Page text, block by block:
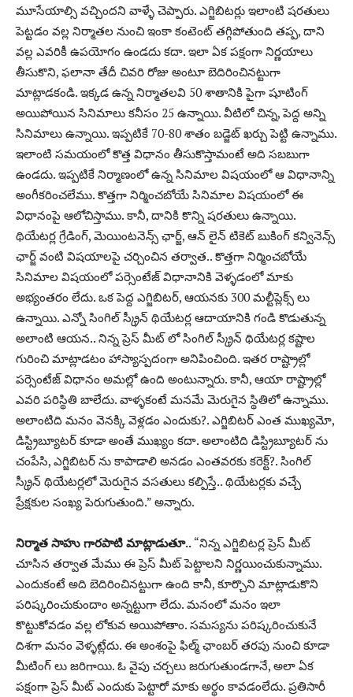
మూసేయాల్సి వచ్చిందని వాళ్ళే చెప్పారు. ఎగ్జిబిటర్లు ఇలాంటి షరతులు
పెట్టడం వల్ల నిర్మాతల నుంచి ఇంకా కంటెంట్ తగ్గిపోతుంది తప్ప, దాని
వల్ల ఎవరికీ ఉపయోగం ఉండదు కదా. ఇలా ఏక పక్షంగా నిర్ణయాలు
తీసుకొని, ఫలానా తేదీ చివరి రోజు అంటూ బెదిరించినట్టుగా
మాట్లాడకండి. ఇక్కడ ఉన్న నిర్మాతలవి 50 శాతానికి పైగా షూటింగ్
అయిపోయిన సినిమాలు కనీసం 25 ఉన్నాయి. వీటిలో చిన్న, పెద్ద అన్ని
సినిమాలు ఉన్నాయి. ఇప్పటికే 70-80 శాతం బడ్జెట్ ఖర్చు పెట్టి ఉన్నాము.
ఇలాంటి సమయంలో కొత్త విధానం తీసుకొస్తామంటే అది సబబుగా
ఉండదు. ఇప్పటికే నిర్మాణంలో ఉన్న సినిమాల విషయంలో ఆ విధానాన్ని
అంగీకరించలేము. కొత్తగా నిర్మించబోయే సినిమాల విషయంలో ఈ
విధానంపై ఆలోచిస్తాము. కానీ, దానికి కొన్ని షరతులు ఉన్నాయి.
థియేటర్ల గ్రేడింగ్, మెయింటనెన్స్ ఛార్జ్, ఆన్ లైన్ టికెట్ బుకింగ్ కన్వినెన్స్
ఛార్జ్ వంటి విషయాలపై చర్చించిన తర్వాత.. కొత్తగా నిర్మించబోయే
సినిమాల విషయంలో పర్సెంటేజ్ విధానానికి వెళ్ళడంలో మాకు
అభ్యంతరం లేదు. ఒక పెద్ద ఎగ్జిబిటర్, ఆయనకు 300 మల్టీప్లెక్స్ లు
ఉన్నాయి. ఎన్నో సింగిల్ స్క్రీన్ థియేటర్ల ఆదాయానికి గండి కొడుతున్న
అలాంటి ఆయన.. నిన్న ప్రెస్ మీట్ లో సింగిల్ స్క్రీన్ థియేటర్ల కష్టాల
గురించి మాట్లాడటం హాస్యాస్పదంగా అనిపించింది. ఇతర రాష్ట్రాల్లో
పర్సెంటేజ్ విధానం అమల్లో ఉంది అంటున్నారు. కానీ, ఆయా రాష్ట్రాల్లో
ఎవరి పరిస్థితి బాలేదు. వాళ్ళకంటే మనమే మెరుగైన స్థితిలో ఉన్నాము.
అలాంటిది మనం వెనక్కి వెళ్లడం ఎందుకు?. ఎగ్జిబిటర్ ఎంత ముఖ్యమో,
డిస్ట్రిబ్యూటర్ కూడా అంతే ముఖ్యం కదా. అలాంటిది డిస్ట్రిబ్యూటర్ ను
చంపేసి, ఎగ్జిబిటర్ ను కాపాడాలి అనడం ఎంతవరకు కరెక్ట్?. సింగిల్
స్క్రీన్ థియేటర్లలో మెరుగైన వసతులు కల్పిస్తే.. థియేటర్లకు వచ్చే
ప్రేక్షకుల సంఖ్య పెరుగుతుంది.” అన్నారు.
నిర్మాత సాహు గారపాటి మాట్లాడుతూ.. “నిన్న ఎగ్జిబిటర్ల ప్రెస్ మీట్
చూసిన తర్వాత మేము ఈ ప్రెస్ మీట్ పెట్టాలని నిర్ణయించుకున్నాము.
ఎందుకంటే అది బెదిరించినట్టుగా ఉంది కానీ, కూర్చొని మాట్లాడుకొని
పరిష్కరించుకుందాం అన్నట్టుగా లేదు. మనంలో మనం ఇలా
కొట్టుకోవడం వల్ల లోకువ అయిపోతాం. సమస్యను పరిష్కరించుకునే
దిశగా మనం వెళ్ళట్లేదు. ఈ అంశంపై ఫిల్మ్ ఛాంబర్ తరపు నుంచి కూడా
మీటింగ్ లు జరిగాయి. ఓ వైపు చర్చలు జరుగుతుండగానే, అలా ఏక
పక్షంగా ప్రెస్ మీట్ ఎందుకు పెట్టారో మాకు అర్థం కావడంలేదు. ప్రతిసారీ